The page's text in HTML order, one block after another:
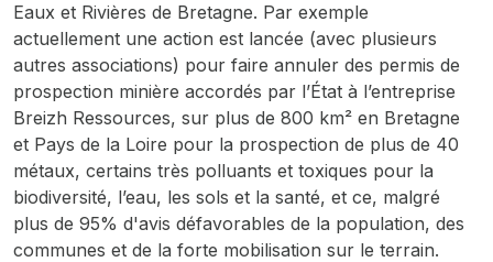
Eaux et Rivières de Bretagne. Par exemple
actuellement une action est lancée (avec plusieurs
autres associations) pour faire annuler des permis de
prospection minière accordés par l’État à l’entreprise
Breizh Ressources, sur plus de 800 km² en Bretagne
et Pays de la Loire pour la prospection de plus de 40
métaux, certains très polluants et toxiques pour la
biodiversité, l’eau, les sols et la santé, et ce, malgré
plus de 95% d'avis défavorables de la population, des
communes et de la forte mobilisation sur le terrain.